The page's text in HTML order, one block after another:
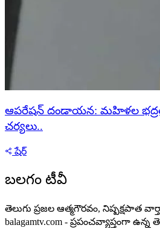
ఆపరేషన్ దండాయన: మహిళల
చర్యలు..
షేర్
బలగం టీవీ
తెలుగు ప్రజల ఆత్మగౌరవం, నిష్పక్షపాత
balagamtv.com - ప్రపంచవ్యాప్తంగా